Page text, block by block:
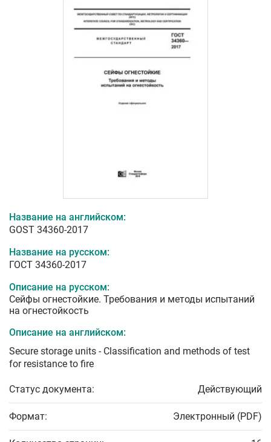
Название на английском:
GOST 34360-2017
Название на русском:
ГОСТ 34360-2017
Описание на русском:
Сейфы огнестойкие. Требования и методы испытаний
на огнестойкость
Описание на английском:
Secure storage units - Classification and methods of test
for resistance to fire
Статус документа: Действующий
Формат: Электронный (PDF)